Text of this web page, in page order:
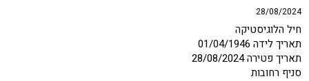
28/08/2024
חיל הלוגיסטיקה
תאריך לידה 01/04/1946
תאריך פטירה 28/08/2024
סניף רחובות